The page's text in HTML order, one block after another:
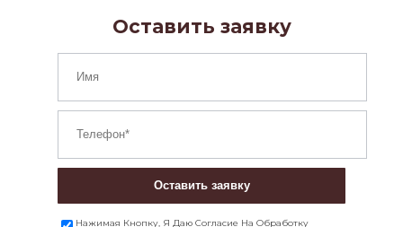
Оставить заявку
Оставить заявку
Нажимая Кнопку, Я Даю Согласие На Обработку